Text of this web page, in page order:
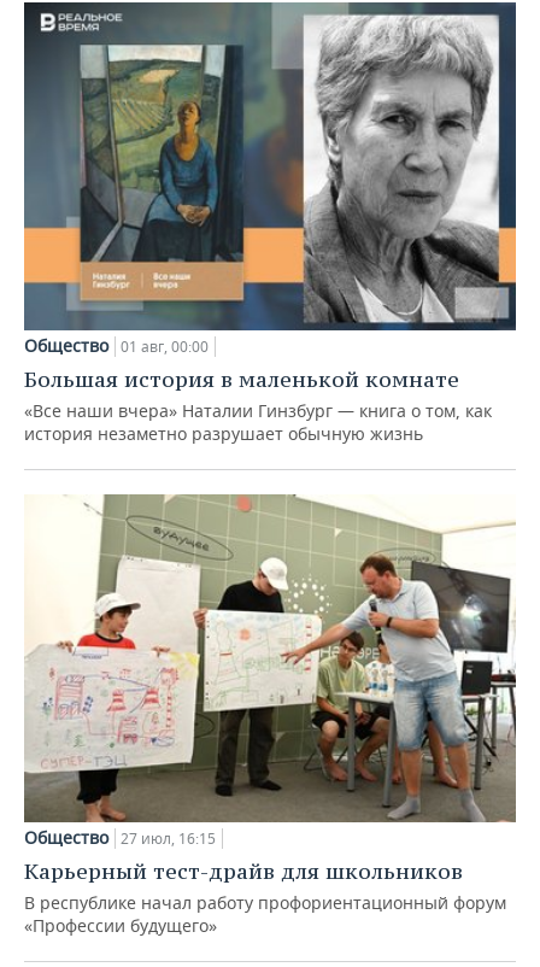
Общество 01 авг, 00:00
Большая история в маленькой комнате
«Все наши вчера» Наталии Гинзбург — книга о том, как
история незаметно разрушает обычную жизнь
Общество 27 июл, 16:15
Карьерный тест-драйв для школьников
В республике начал работу профориентационный форум
«Профессии будущего»